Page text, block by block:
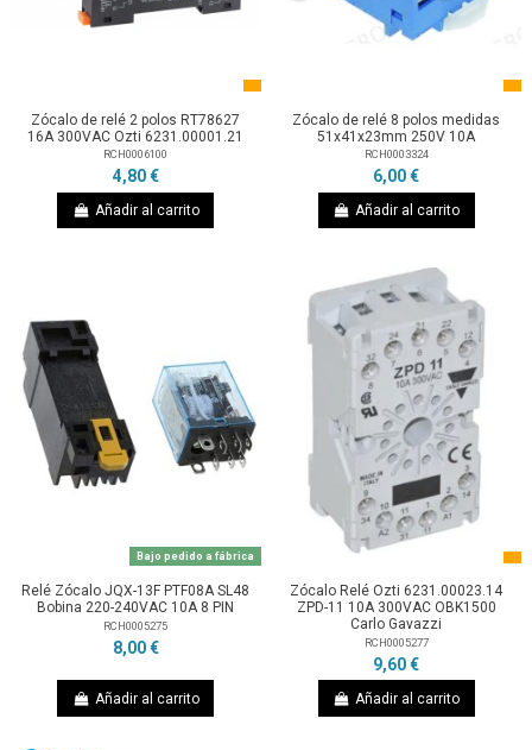
Zócalo de relé 2 polos RT78627
16A 300VAC Ozti 6231.00001.21
RCH0006100
4,80 €
Añadir al carrito
Zócalo de relé 8 polos medidas
51x41x23mm 250V 10A
RCH0003324
6,00 €
Añadir al carrito
Bajo pedido a fábrica
Relé Zócalo JQX-13F PTF08A SL48
Bobina 220-240VAC 10A 8 PIN
RCH0005275
8,00 €
Añadir al carrito
Zócalo Relé Ozti 6231.00023.14
ZPD-11 10A 300VAC OBK1500
Carlo Gavazzi
RCH0005277
9,60 €
Añadir al carrito